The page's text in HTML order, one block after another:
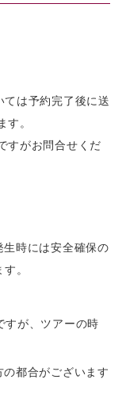
は予約完了後に送
す。
すがお問合せくだ
時には安全確保の
。
すが、ツアーの時
都合がございます